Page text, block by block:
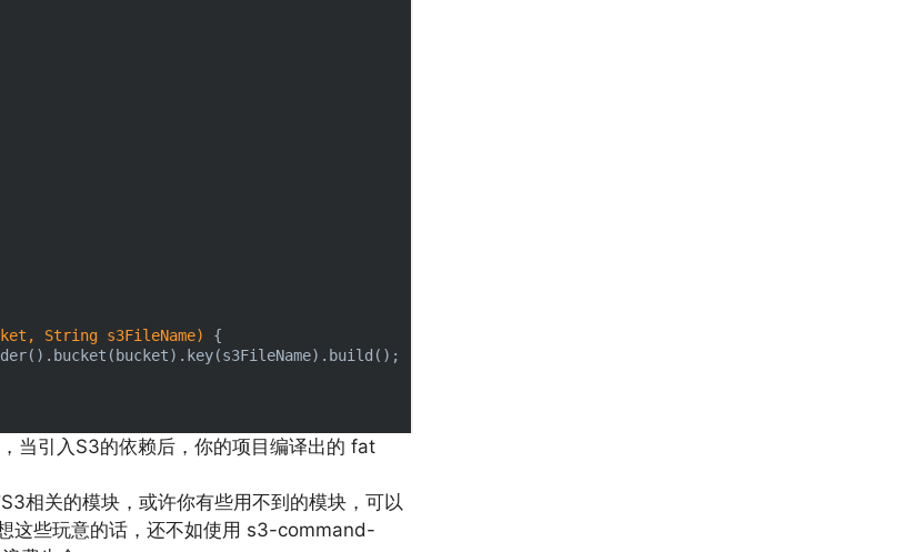
String s3FileName)
{
当引入S3的依赖后，你的项目编译出的 fat
相关的模块，或许你有些用不到的模块，可以
这些玩意的话，还不如使用 s3-command-